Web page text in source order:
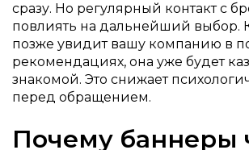
сразу. Но регулярный контакт с
повлиять на дальнейший выбор.
позже увидит вашу компанию в
рекомендациях, она уже будет
знакомой. Это снижает
перед обращением.
Почему баннеры